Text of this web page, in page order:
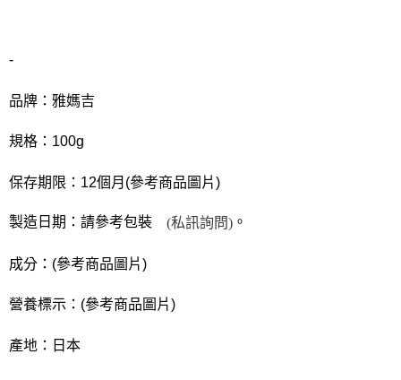
「AFTEE先享後付」，若未經同意申辦者引起之損失，本公司不負相關責
時審查核予不同之上限額度；若仍有額度不足之情形，本公司將視審查結果
５．嚴禁一人註冊多個帳號或使用他人資訊註冊。若發現惡意使用之情形，
恩沛科技股份有限公司將有權停止該用戶之使用額度並採取法律行動。
每筆NT$150，滿NT$2,000(含以上)免運費
每筆NT$120，滿NT$2,000(含以上)免運費
-
品牌：雅媽吉
規格：100g
保存期限：12個月(參考商品圖片)
製造日期：請參考包裝 (私訊詢問) 。
成分：(參考商品圖片)
營養標示：(參考商品圖片)
產地：日本